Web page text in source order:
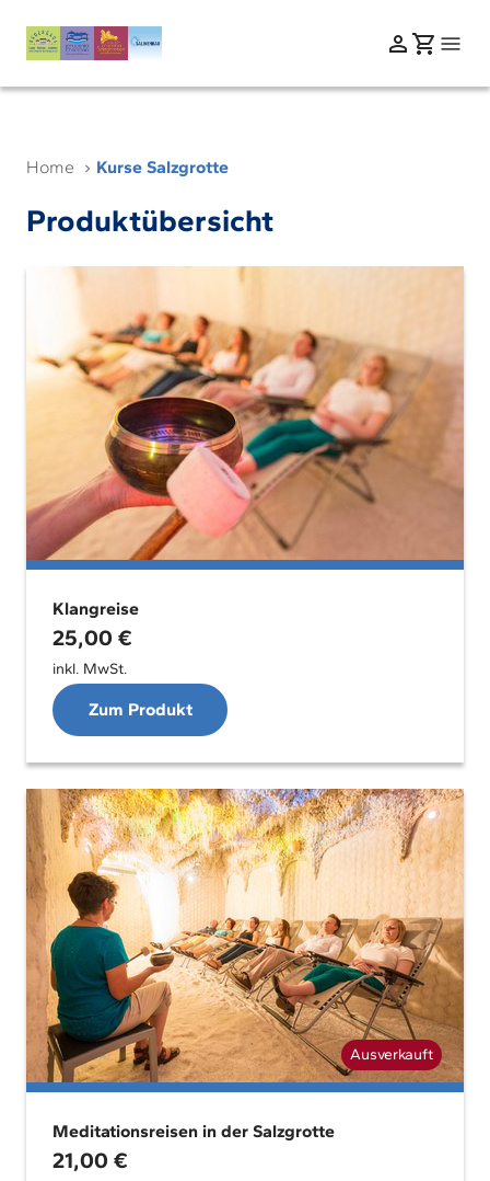
Home Kurse Salzgrotte
Produktübersicht
Klangreise
25,00 €
inkl. MwSt.
Zum Produkt
Ausverkauft
Meditationsreisen in der Salzgrotte
21,00 €